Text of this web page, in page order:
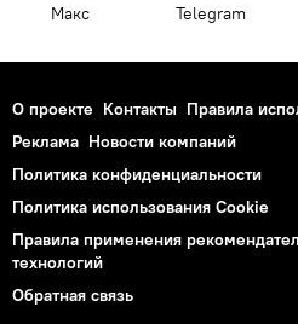
Макс Telegram
О проекте Контакты Правила
Реклама Новости компаний
Политика конфиденциальности
Политика использования Cookie
Правила применения
технологий
Обратная связь